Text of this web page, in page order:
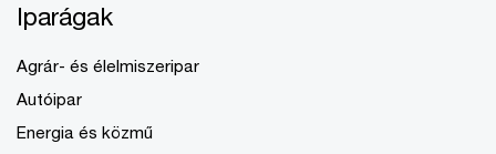
Iparágak
Agrár- és élelmiszeripar
Autóipar
Energia és közmű